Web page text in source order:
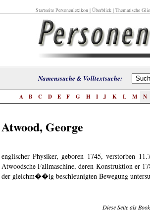
Startseite Personenlexikon| Überblick| Thematische
Namenssuche & Volltextsuche:
A B C D E F G H I J K L M N
Atwood, George
englischer Physiker, geboren 1745, verstorben
Atwoodsche Fallmaschine, deren Konstruktion er
der gleichm��ig beschleunigten Bewegung
Diese Seite als